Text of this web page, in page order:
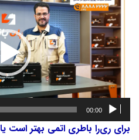
00:00
برای ری‌را باطری اتمی بهتر است